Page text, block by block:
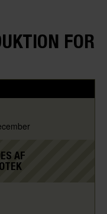
FOR
AF